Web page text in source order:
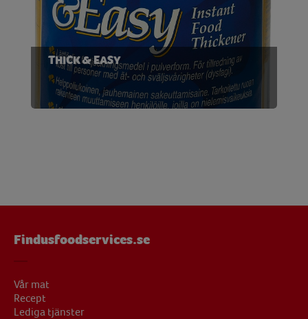
THICK & EASY
Findusfoodservices.se
Vår mat
Recept
Lediga tjänster